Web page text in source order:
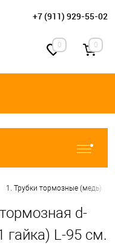
+7 (911) 929-55-02
0 0
1. Трубки тормозные (медь)
d-
L-95 см.